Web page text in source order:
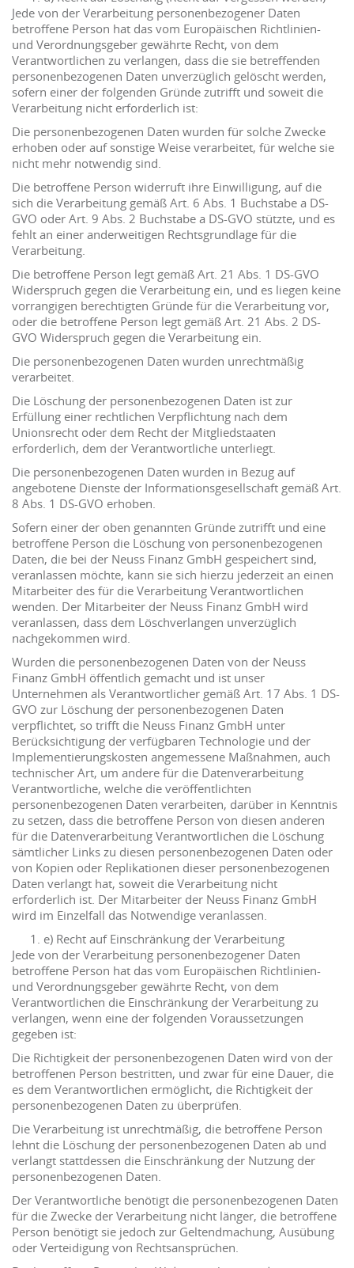
Jede von der Verarbeitung personenbezogener Daten
betroffene Person hat das vom Europäischen Richtlinien-
und Verordnungsgeber gewährte Recht, von dem
Verantwortlichen zu verlangen, dass die sie betreffenden
personenbezogenen Daten unverzüglich gelöscht werden,
sofern einer der folgenden Gründe zutrifft und soweit die
Verarbeitung nicht erforderlich ist:
Die personenbezogenen Daten wurden für solche Zwecke
erhoben oder auf sonstige Weise verarbeitet, für welche sie
nicht mehr notwendig sind.
Die betroffene Person widerruft ihre Einwilligung, auf die
sich die Verarbeitung gemäß Art. 6 Abs. 1 Buchstabe a DS-
GVO oder Art. 9 Abs. 2 Buchstabe a DS-GVO stützte, und es
fehlt an einer anderweitigen Rechtsgrundlage für die
Verarbeitung.
Die betroffene Person legt gemäß Art. 21 Abs. 1 DS-GVO
Widerspruch gegen die Verarbeitung ein, und es liegen keine
vorrangigen berechtigten Gründe für die Verarbeitung vor,
oder die betroffene Person legt gemäß Art. 21 Abs. 2 DS-
GVO Widerspruch gegen die Verarbeitung ein.
Die personenbezogenen Daten wurden unrechtmäßig
verarbeitet.
Die Löschung der personenbezogenen Daten ist zur
Erfüllung einer rechtlichen Verpflichtung nach dem
Unionsrecht oder dem Recht der Mitgliedstaaten
erforderlich, dem der Verantwortliche unterliegt.
Die personenbezogenen Daten wurden in Bezug auf
angebotene Dienste der Informationsgesellschaft gemäß Art.
8 Abs. 1 DS-GVO erhoben.
Sofern einer der oben genannten Gründe zutrifft und eine
betroffene Person die Löschung von personenbezogenen
Daten, die bei der Neuss Finanz GmbH gespeichert sind,
veranlassen möchte, kann sie sich hierzu jederzeit an einen
Mitarbeiter des für die Verarbeitung Verantwortlichen
wenden. Der Mitarbeiter der Neuss Finanz GmbH wird
veranlassen, dass dem Löschverlangen unverzüglich
nachgekommen wird.
Wurden die personenbezogenen Daten von der Neuss
Finanz GmbH öffentlich gemacht und ist unser
Unternehmen als Verantwortlicher gemäß Art. 17 Abs. 1 DS-
GVO zur Löschung der personenbezogenen Daten
verpflichtet, so trifft die Neuss Finanz GmbH unter
Berücksichtigung der verfügbaren Technologie und der
Implementierungskosten angemessene Maßnahmen, auch
technischer Art, um andere für die Datenverarbeitung
Verantwortliche, welche die veröffentlichten
personenbezogenen Daten verarbeiten, darüber in Kenntnis
zu setzen, dass die betroffene Person von diesen anderen
für die Datenverarbeitung Verantwortlichen die Löschung
sämtlicher Links zu diesen personenbezogenen Daten oder
von Kopien oder Replikationen dieser personenbezogenen
Daten verlangt hat, soweit die Verarbeitung nicht
erforderlich ist. Der Mitarbeiter der Neuss Finanz GmbH
wird im Einzelfall das Notwendige veranlassen.
e) Recht auf Einschränkung der Verarbeitung
Jede von der Verarbeitung personenbezogener Daten
betroffene Person hat das vom Europäischen Richtlinien-
und Verordnungsgeber gewährte Recht, von dem
Verantwortlichen die Einschränkung der Verarbeitung zu
verlangen, wenn eine der folgenden Voraussetzungen
gegeben ist:
Die Richtigkeit der personenbezogenen Daten wird von der
betroffenen Person bestritten, und zwar für eine Dauer, die
es dem Verantwortlichen ermöglicht, die Richtigkeit der
personenbezogenen Daten zu überprüfen.
Die Verarbeitung ist unrechtmäßig, die betroffene Person
lehnt die Löschung der personenbezogenen Daten ab und
verlangt stattdessen die Einschränkung der Nutzung der
personenbezogenen Daten.
Der Verantwortliche benötigt die personenbezogenen Daten
für die Zwecke der Verarbeitung nicht länger, die betroffene
Person benötigt sie jedoch zur Geltendmachung, Ausübung
oder Verteidigung von Rechtsansprüchen.